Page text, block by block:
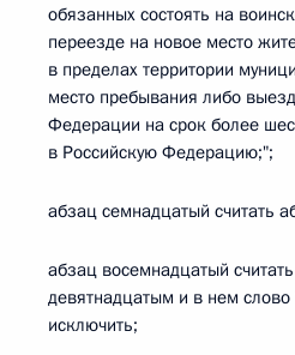
обязанных состоять на
переезде на новое место
в пределах территории
место пребывания либо
Федерации на срок более
в Российскую Федерацию;";
абзац семнадцатый считать
абзац восемнадцатый
девятнадцатым и в нем слово
исключить;